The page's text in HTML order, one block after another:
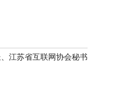
江苏省互联网协会秘书